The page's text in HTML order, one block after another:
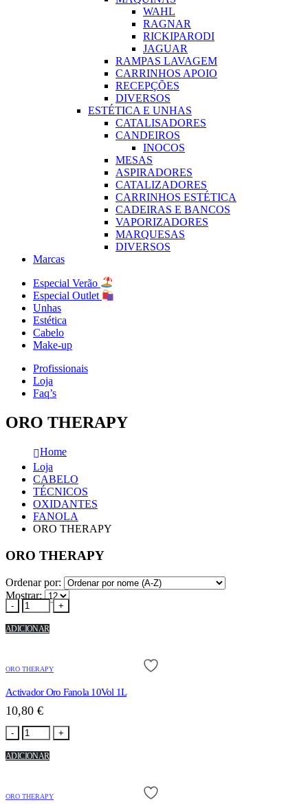
WAHL
RAGNAR
RICKIPARODI
JAGUAR
RAMPAS LAVAGEM
CARRINHOS APOIO
RECEPÇÕES
DIVERSOS
ESTÉTICA E UNHAS
CATALISADORES
CANDEIROS
INOCOS
MESAS
ASPIRADORES
CATALIZADORES
CARRINHOS ESTÉTICA
CADEIRAS E BANCOS
VAPORIZADORES
MARQUESAS
DIVERSOS
Marcas
Especial Verão
Especial Outlet
Unhas
Estética
Cabelo
Make-up
Profissionais
Loja
Faq’s
ORO THERAPY
Home
Loja
CABELO
TÉCNICOS
OXIDANTES
FANOLA
ORO THERAPY
ORO THERAPY
Ordenar por:
Mostrar:
- +
ADICIONAR
ORO THERAPY
Activador Oro Fanola 10Vol 1L
10,80 €
- +
ADICIONAR
ORO THERAPY